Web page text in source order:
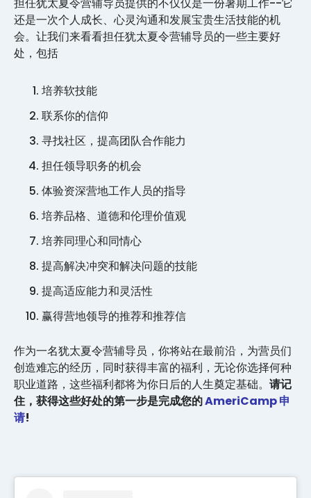
还是一次个人成长、心灵沟通和发展宝贵生活技能的机
会。让我们来看看担任犹太夏令营辅导员的一些主要好
处，包括
培养软技能
联系你的信仰
寻找社区，提高团队合作能力
担任领导职务的机会
体验资深营地工作人员的指导
培养品格、道德和伦理价值观
培养同理心和同情心
提高解决冲突和解决问题的技能
提高适应能力和灵活性
赢得营地领导的推荐和推荐信
作为一名犹太夏令营辅导员，你将站在最前沿，为营员们
创造难忘的经历，同时获得丰富的福利，无论你选择何种
职业道路，这些福利都将为你日后的人生奠定基础。 请记
住，获得这些好处的第一步是完成您的AmeriCamp 申
请!